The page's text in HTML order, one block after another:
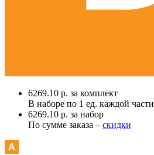
6269.10 р. за комплект
В наборе по 1 ед. каждой части
6269.10 р. за набор
По сумме заказа – скидки